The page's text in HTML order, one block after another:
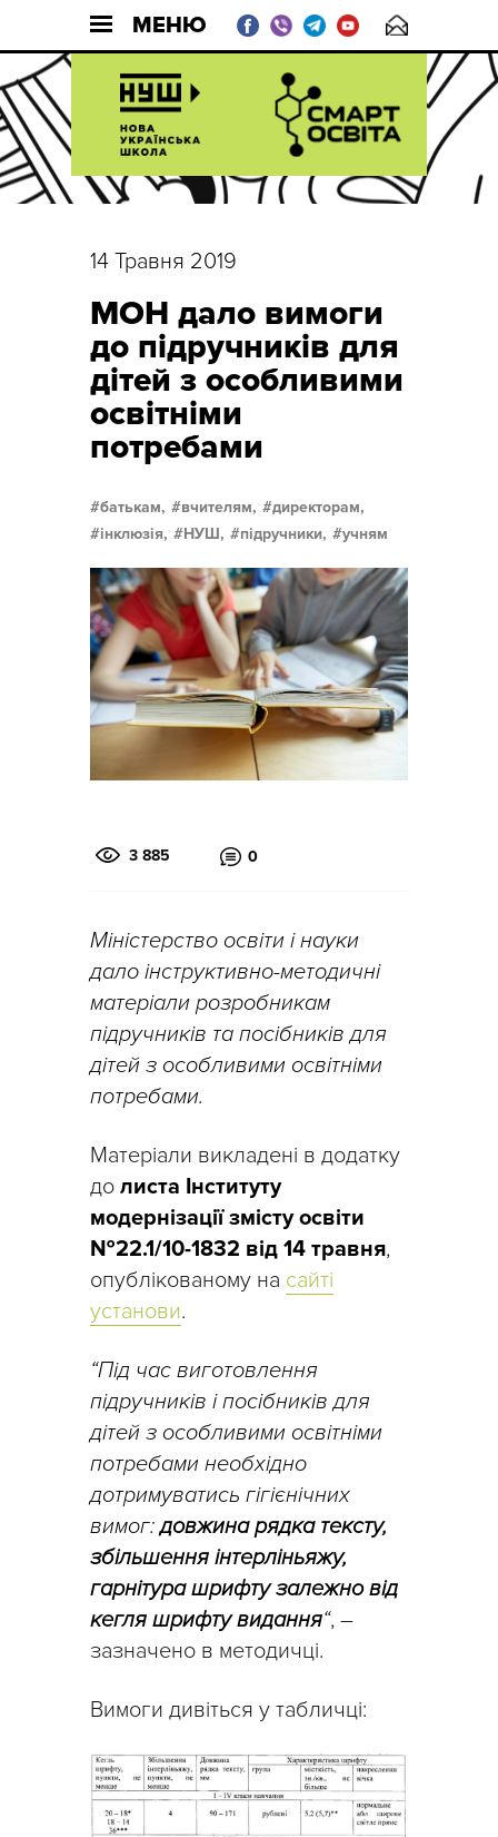
МЕНЮ
14 Травня 2019
МОН дало вимоги
до підручників для
дітей з особливими
освітніми
потребами
батькам, вчителям,
директорам,
інклюзія,
НУШ, підручники, учням
3 885 0
Міністерство освіти і науки
дало інструктивно-методичні
матеріали розробникам
підручників та посібників для
дітей з особливими освітніми
потребами.
Матеріали викладені в додатку
до листа Інституту
модернізації змісту освіти
№22.1/10-1832 від 14 травня,
опублікованому на сайті
установи.
“Під час виготовлення
підручників і посібників для
дітей з особливими освітніми
потребами необхідно
дотримуватись гігієнічних
вимог:довжина рядка тексту,
збільшення інтерліньяжу,
гарнітура шрифту залежно від
кегля шрифту видання“, –
зазначено в методичці.
Вимоги дивіться у табличці: